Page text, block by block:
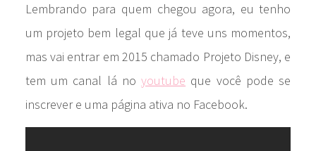
Lembrando para quem chegou agora, eu tenho
um projeto bem legal que já teve uns momentos,
mas vai entrar em 2015 chamado Projeto Disney, e
tem um canal lá noyoutube que você pode se
inscrever e uma página ativa no Facebook.